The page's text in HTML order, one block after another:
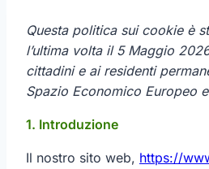
Questa politica sui cookie è
l’ultima volta il 5 Maggio
cittadini e ai residenti
Spazio Economico Europeo
1. Introduzione
Il nostro sito web, https://